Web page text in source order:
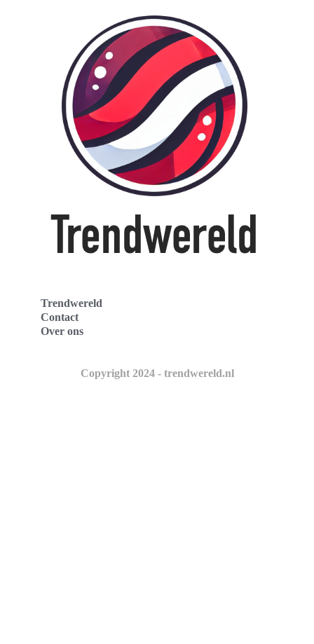
Trendwereld
Contact
Over ons
Copyright 2024 - trendwereld.nl